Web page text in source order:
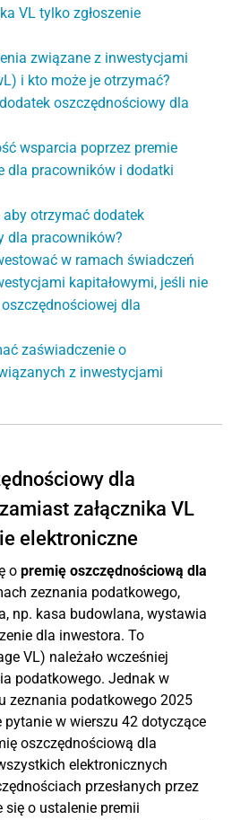
VL tylko zgłoszenie
związane z inwestycjami
i kto może je otrzymać?
oszczędnościowy dla
wsparcia poprzez premie
dla pracowników i dodatki
aby otrzymać dodatek
dla pracowników?
w ramach świadczeń
kapitałowymi, jeśli nie
dla
zaświadczenie o
z inwestycjami
dla
załącznika VL
elektroniczne
o premię oszczędnościową dla
zeznania podatkowego,
np. kasa budowlana, wystawia
dla inwestora. To
VL) należało wcześniej
podatkowego. Jednak w
zeznania podatkowego 2025
w wierszu 42 dotyczące
oszczędnościową dla
elektronicznych
przesłanych przez
o ustalenie premii